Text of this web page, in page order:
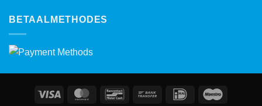
BETAALMETHODES
Visa MasterCardBancontactBank
IDeal